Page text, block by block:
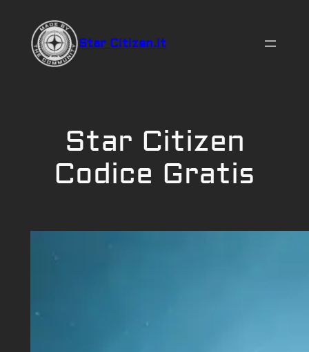
contenuto
Star Citizen.it
Star Citizen
Codice Gratis